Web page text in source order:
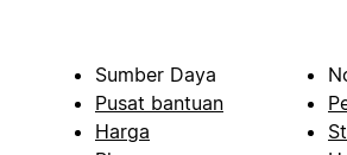
Sumber Daya
Pusat bantuan
Harga